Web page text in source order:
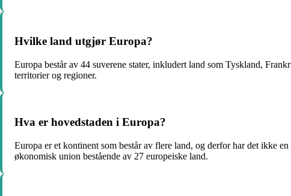
Hvilke land utgjør Europa?
Europa består av 44 suverene stater, inkludert land som Tyskland,
territorier og regioner.
Hva er hovedstaden i Europa?
Europa er et kontinent som består av flere land, og derfor har det ikke
økonomisk union bestående av 27 europeiske land.